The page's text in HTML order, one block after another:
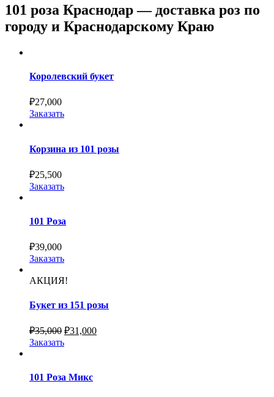
101 роза Краснодар — доставка роз по
городу и Краснодарскому Краю
Королевский букет
₽27,000
Заказать
Корзина из 101 розы
₽25,500
Заказать
101 Роза
₽39,000
Заказать
АКЦИЯ!
Букет из 151 розы
₽35,000 ₽31,000
Заказать
101 Роза Микс